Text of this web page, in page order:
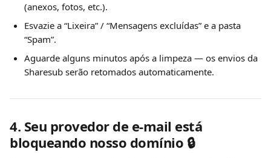
(anexos, fotos, etc.).
Esvazie a “Lixeira” / “Mensagens excluídas” e a pasta
“Spam”.
Aguarde alguns minutos após a limpeza — os envios da
Sharesub serão retomados automaticamente.
4. Seu provedor de e-mail está
bloqueando nosso domínio 🔒